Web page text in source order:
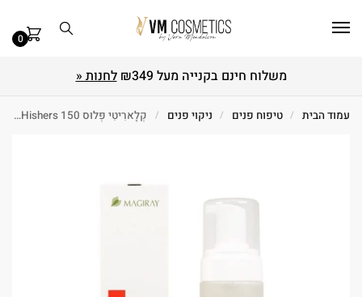
0
משלוח חינם בקנייה מעל ₪349 לחנות «
עמוד הבית / טיפוח פנים / ניקוי פנים / קְלָארִיטִי פְּלוּס Hishers 150 מ"ל Magiray מאג'יריי